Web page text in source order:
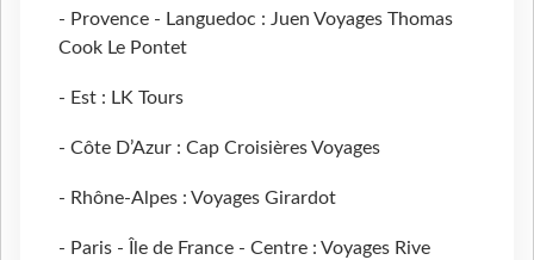
- Provence - Languedoc : Juen Voyages Thomas
Cook Le Pontet
- Est : LK Tours
- Côte D’Azur : Cap Croisières Voyages
- Rhône-Alpes : Voyages Girardot
- Paris - Île de France - Centre : Voyages Rive